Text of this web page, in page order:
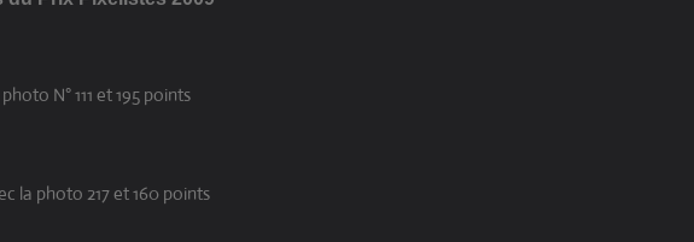
N° 111 et 195 points
la photo 217 et 160 points